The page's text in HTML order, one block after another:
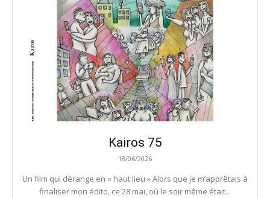
Kairos 75
18/06/2026
Un film qui dérange en « haut lieu » Alors que je m’apprêtais à
finaliser mon édito, ce 28 mai, où le soir même était...